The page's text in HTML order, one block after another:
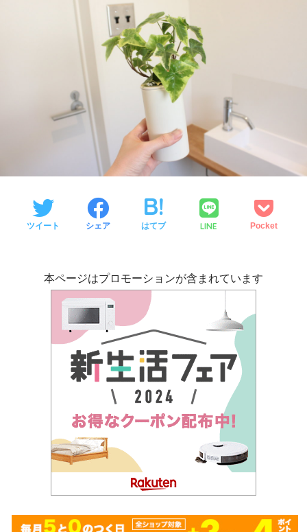
ツイート シェア はてブ LINE Pocket
本ページはプロモーションが含まれています